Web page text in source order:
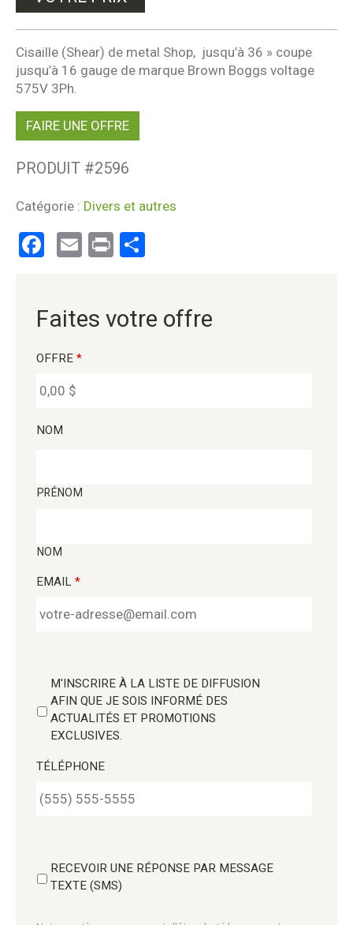
Cisaille (Shear) de metal Shop, jusqu’à 36 » coupe
jusqu’à 16 gauge de marque Brown Boggs voltage
575V 3Ph.
FAIRE UNE OFFRE
PRODUIT #2596
Catégorie : Divers et autres
Facebook
EmailPrint
Faites votre offre
OFFRE *
NOM
PRÉNOM
NOM
EMAIL *
M'INSCRIRE À LA LISTE DE DIFFUSION
AFIN QUE JE SOIS INFORMÉ DES
ACTUALITÉS ET PROMOTIONS
EXCLUSIVES.
TÉLÉPHONE
RECEVOIR UNE RÉPONSE PAR MESSAGE
TEXTE (SMS)